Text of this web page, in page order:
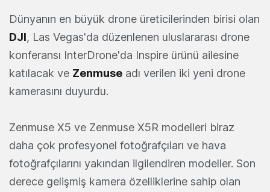
Dünyanın en büyük drone üreticilerinden birisi olan
DJI, Las Vegas'da düzenlenen uluslararası drone
konferansı InterDrone'da Inspire ürünü ailesine
katılacak ve Zenmuse adı verilen iki yeni drone
kamerasını duyurdu.
Zenmuse X5 ve Zenmuse X5R modelleri biraz
daha çok profesyonel fotoğrafçıları ve hava
fotoğrafçılarını yakından ilgilendiren modeller. Son
derece gelişmiş kamera özelliklerine sahip olan